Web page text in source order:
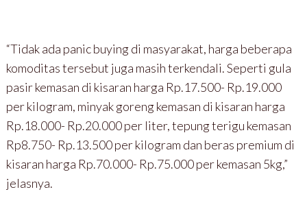
“Tidak ada panic buying di masyarakat, harga beberapa
komoditas tersebut juga masih terkendali. Seperti gula
pasir kemasan di kisaran harga Rp.17.500- Rp.19.000
per kilogram, minyak goreng kemasan di kisaran harga
Rp.18.000- Rp.20.000 per liter, tepung terigu kemasan
Rp8.750- Rp.13.500 per kilogram dan beras premium di
kisaran harga Rp.70.000- Rp.75.000 per kemasan 5kg,”
jelasnya.